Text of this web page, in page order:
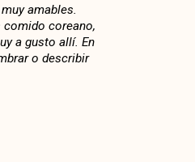
amables.
comido coreano,
a gusto allí. En
o describir